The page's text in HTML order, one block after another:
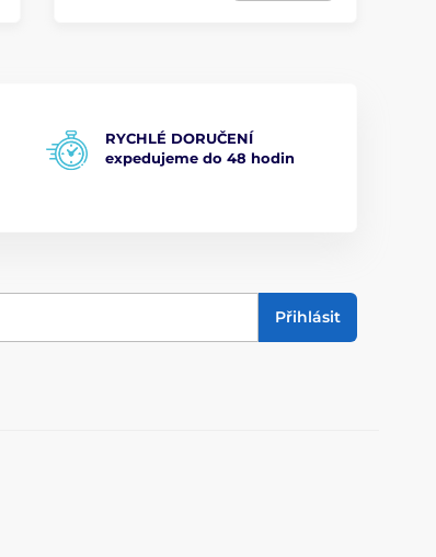
RYCHLÉ DORUČENÍ
expedujeme do 48 hodin
Přihlásit